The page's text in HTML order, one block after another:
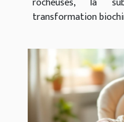
transformation